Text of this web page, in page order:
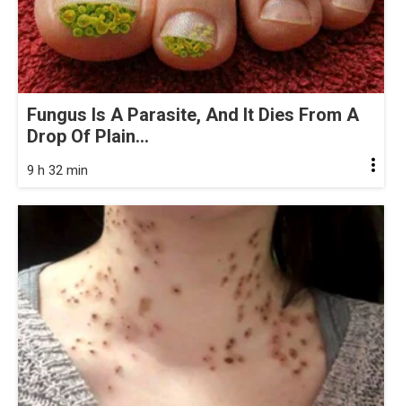
Fungus Is A Parasite, And It Dies From A
Drop Of Plain...
9 h 32 min